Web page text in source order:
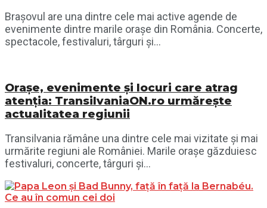
Brașovul are una dintre cele mai active agende de
evenimente dintre marile orașe din România. Concerte,
spectacole, festivaluri, târguri și...
Orașe, evenimente și locuri care atrag
atenția: TransilvaniaON.ro urmărește
actualitatea regiunii
Transilvania rămâne una dintre cele mai vizitate și mai
urmărite regiuni ale României. Marile orașe găzduiesc
festivaluri, concerte, târguri și...